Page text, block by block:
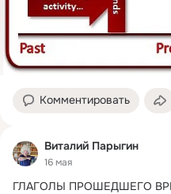
Комментировать
Виталий Парыгин
16 мая
ГЛАГОЛЫ ПРОШЕДШЕГО